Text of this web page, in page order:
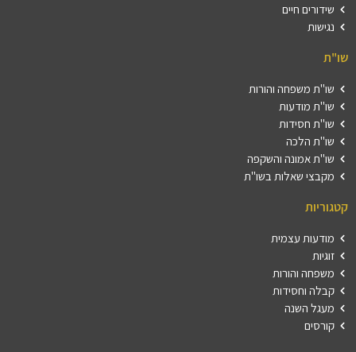
שידורים חיים
נגישות
שו"ת
שו"ת משפחה והורות
שו"ת מודעות
שו"ת חסידות
שו"ת הלכה
שו"ת אמונה והשקפה
מקבצי שאלות בשו"ת
קטגוריות
מודעות עצמית
זוגיות
משפחה והורות
קבלה וחסידות
מעגל השנה
קורסים